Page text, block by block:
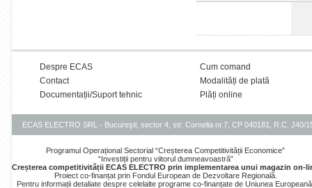
Despre ECAS
Contact
Documentații/Suport tehnic
Cum comand
Modalități de plată
Plăți online
ECAS ELECTRO SRL - Bucureşti, sector 4, str. Cornelia nr.7, CP 040181, R.C. J40/
Programul Operațional Sectorial “Creșterea Competitivității Economice”
“Investiții pentru viitorul dumneavoastră”
Creșterea competitivității ECAS ELECTRO prin implementarea unui magazin on-
Proiect co-finanțat prin Fondul European de Dezvoltare Regională.
Pentru informații detaliate despre celelalte programe co-finanțate de Uniunea